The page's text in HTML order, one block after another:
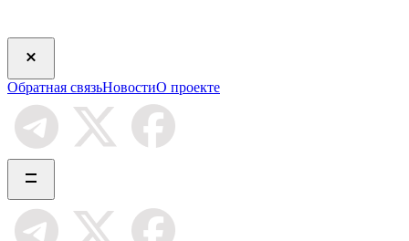
Обратная связьНовостиО проекте